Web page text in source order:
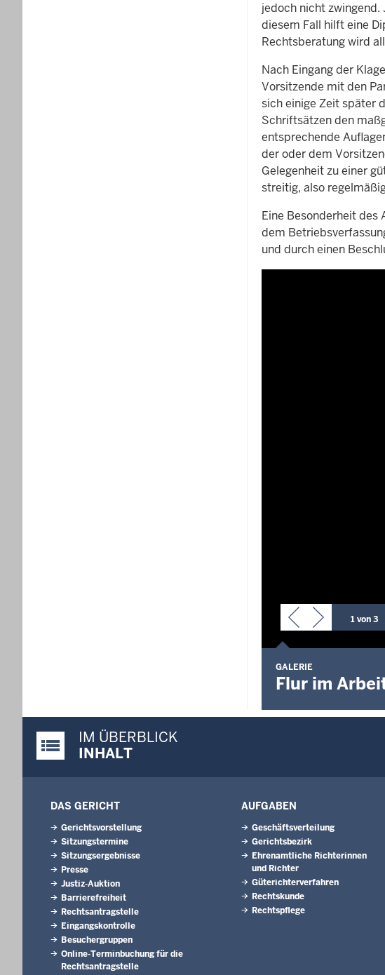
jedoch nicht
diesem Fall hilft eine
Rechtsberatung wird
Nach Eingang der
Vorsitzende mit den
sich einige Zeit später
Schriftsätzen den
entsprechende
der oder dem
Gelegenheit zu einer
streitig, also
Eine Besonderheit des
dem
und durch einen
1 von 3
GALERIE
Flur im
Justiz-Portal im Überblick:
IM ÜBERBLICK
INHALT
DAS GERICHT
Gerichtsvorstellung
Sitzungstermine
Sitzungsergebnisse
Presse
Justiz-Auktion
Barrierefreiheit
Rechtsantragstelle
Eingangskontrolle
Besuchergruppen
Online-Terminbuchung für die
Rechtsantragstelle
AUFGABEN
Geschäftsverteilung
Gerichtsbezirk
Ehrenamtliche Richterinnen
und Richter
Güterichterverfahren
Rechtskunde
Rechtspflege